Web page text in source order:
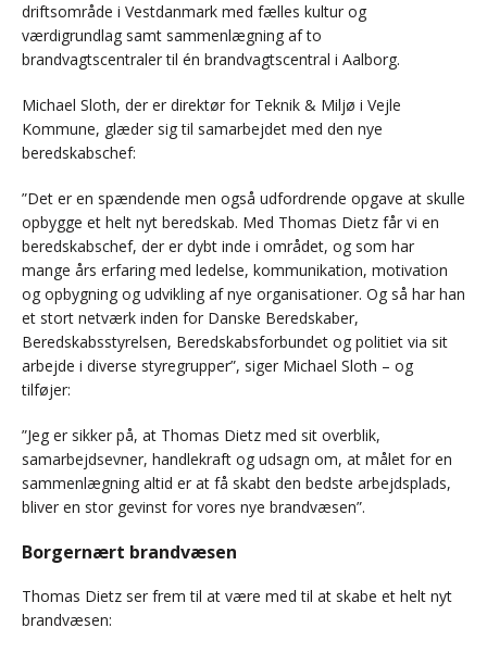
driftsområde i Vestdanmark med fælles kultur og
værdigrundlag samt sammenlægning af to
brandvagtscentraler til én brandvagtscentral i Aalborg.
Michael Sloth, der er direktør for Teknik & Miljø i Vejle
Kommune, glæder sig til samarbejdet med den nye
beredskabschef:
”Det er en spændende men også udfordrende opgave at skulle
opbygge et helt nyt beredskab. Med Thomas Dietz får vi en
beredskabschef, der er dybt inde i området, og som har
mange års erfaring med ledelse, kommunikation, motivation
og opbygning og udvikling af nye organisationer. Og så har han
et stort netværk inden for Danske Beredskaber,
Beredskabsstyrelsen, Beredskabsforbundet og politiet via sit
arbejde i diverse styregrupper”, siger Michael Sloth – og
tilføjer:
”Jeg er sikker på, at Thomas Dietz med sit overblik,
samarbejdsevner, handlekraft og udsagn om, at målet for en
sammenlægning altid er at få skabt den bedste arbejdsplads,
bliver en stor gevinst for vores nye brandvæsen”.
Borgernært brandvæsen
Thomas Dietz ser frem til at være med til at skabe et helt nyt
brandvæsen: